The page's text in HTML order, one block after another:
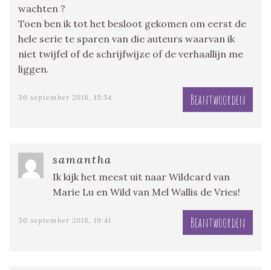
wachten ?
Toen ben ik tot het besloot gekomen om eerst de
hele serie te sparen van die auteurs waarvan ik
niet twijfel of de schrijfwijze of de verhaallijn me
liggen.
30 september 2018, 15:54 Beantwoorden
samantha
Ik kijk het meest uit naar Wildcard van
Marie Lu en Wild van Mel Wallis de Vries!
30 september 2018, 19:41 Beantwoorden